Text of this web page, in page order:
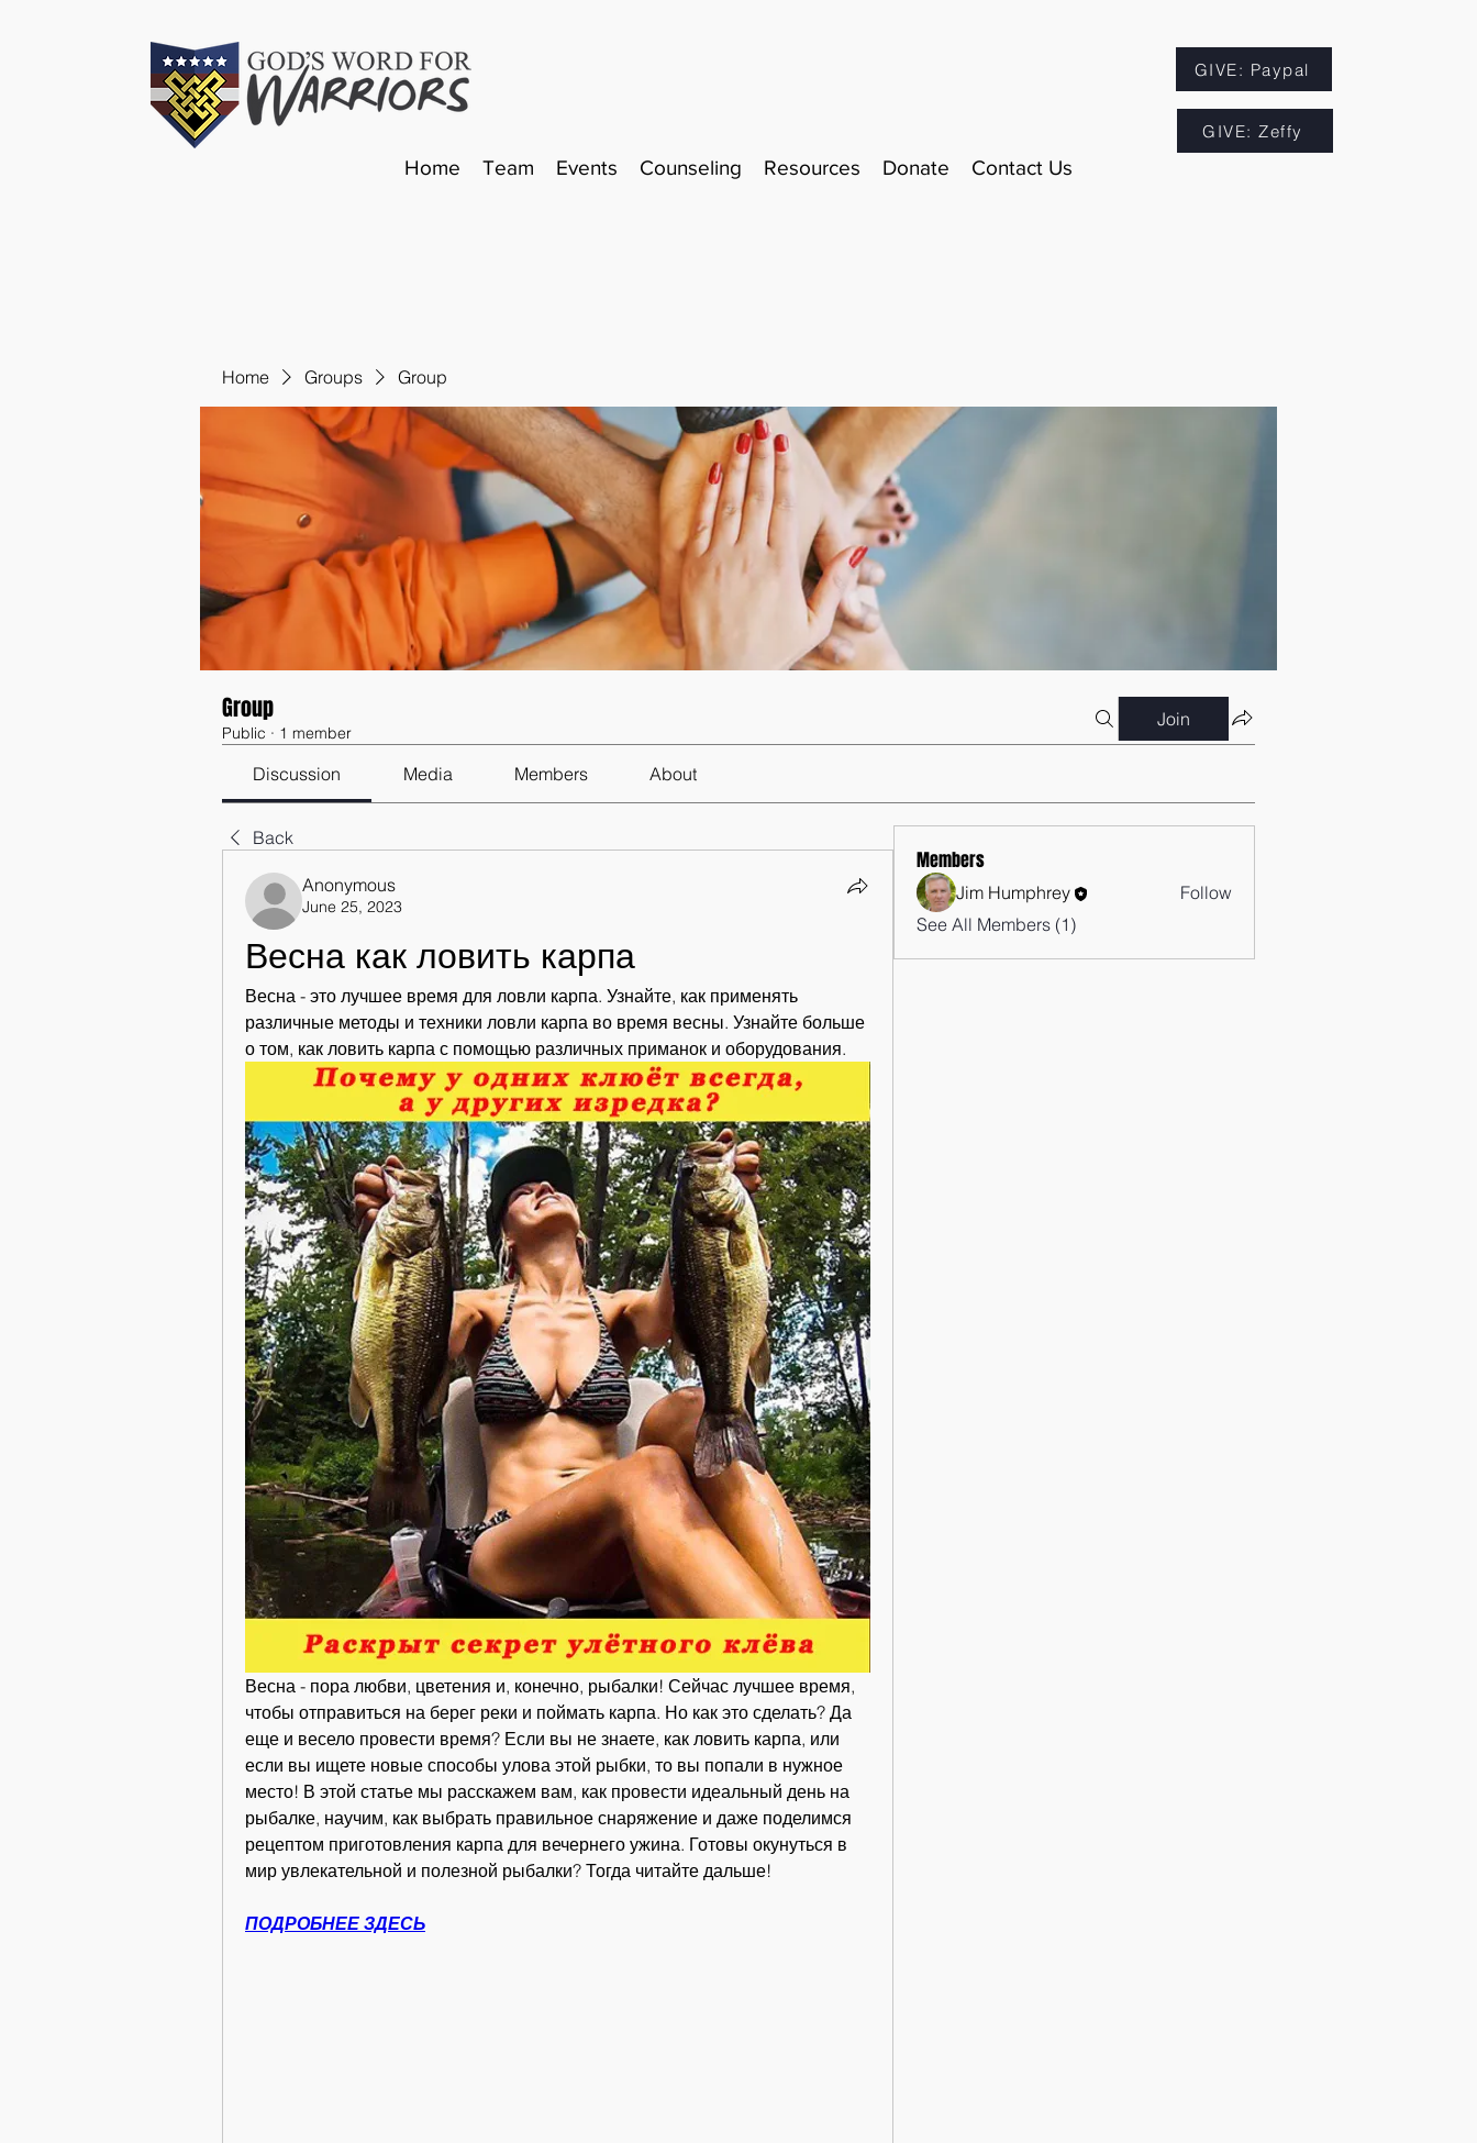
GIVE: Paypal
GIVE: Zeffy
Home Team Events Counseling Resources Donate Contact Us
Home Groups Group
Group
Public · 1 member
Join
Discussion Media Members About
Back
Anonymous
June 25, 2023
Весна как ловить карпа
Весна - это лучшее время для ловли карпа. Узнайте, как применять
различные методы и техники ловли карпа во время весны. Узнайте больше
о том, как ловить карпа с помощью различных приманок и оборудования.
Весна - пора любви, цветения и, конечно, рыбалки! Сейчас лучшее время,
чтобы отправиться на берег реки и поймать карпа. Но как это сделать? Да
еще и весело провести время? Если вы не знаете, как ловить карпа, или
если вы ищете новые способы улова этой рыбки, то вы попали в нужное
место! В этой статье мы расскажем вам, как провести идеальный день на
рыбалке, научим, как выбрать правильное снаряжение и даже поделимся
рецептом приготовления карпа для вечернего ужина. Готовы окунуться в
мир увлекательной и полезной рыбалки? Тогда читайте дальше!
ПОДРОБНЕЕ ЗДЕСЬ
Members
Jim Humphrey
Follow
See All Members (1)